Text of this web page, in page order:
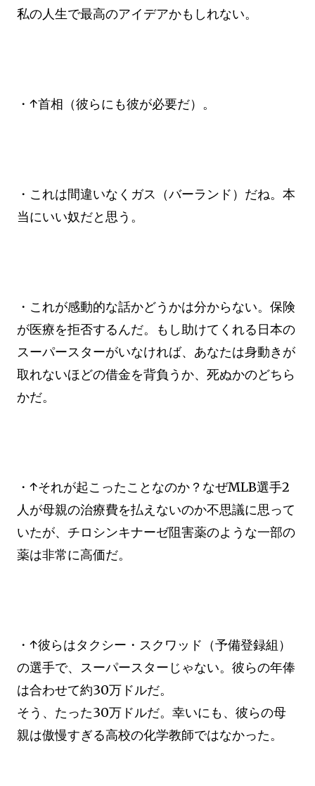
私の人生で最高のアイデアかもしれない。
・↑首相（彼らにも彼が必要だ）。
・これは間違いなくガス（バーランド）だね。本
当にいい奴だと思う。
・これが感動的な話かどうかは分からない。保険
が医療を拒否するんだ。もし助けてくれる日本の
スーパースターがいなければ、あなたは身動きが
取れないほどの借金を背負うか、死ぬかのどちら
かだ。
・↑それが起こったことなのか？なぜMLB選手2
人が母親の治療費を払えないのか不思議に思って
いたが、チロシンキナーゼ阻害薬のような一部の
薬は非常に高価だ。
・↑彼らはタクシー・スクワッド（予備登録組）
の選手で、スーパースターじゃない。彼らの年俸
は合わせて約30万ドルだ。
そう、たった30万ドルだ。幸いにも、彼らの母
親は傲慢すぎる高校の化学教師ではなかった。